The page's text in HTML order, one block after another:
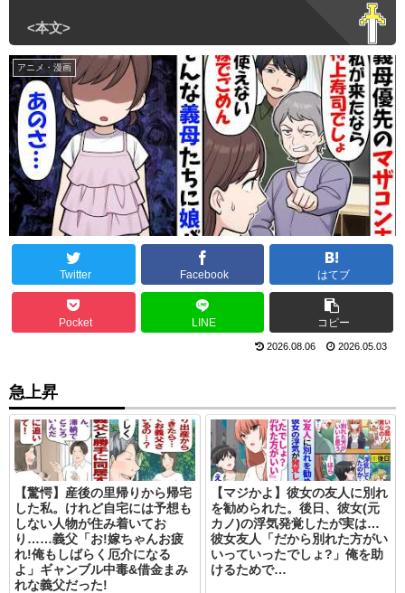
アニメ・漫画
Twitter Facebook はてブ
Pocket LINE コピー
2026.08.06 2026.05.03
急上昇
【驚愕】産後の里帰りから帰宅
した私。けれど自宅には予想も
しない人物が住み着いてお
り……義父「お!嫁ちゃんお疲
れ!俺もしばらく厄介になる
よ」ギャンブル中毒&借金まみ
れな義父だった!
【マジかよ】彼女の友人に別れ
を勧められた。後日、彼女(元
カノ)の浮気発覚したが実は…
彼女友人「だから別れた方がい
いっていったでしょ?」俺を助
けるためで…